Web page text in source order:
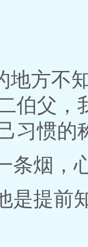
地方不
伯父，
习惯的
条烟，
是提前